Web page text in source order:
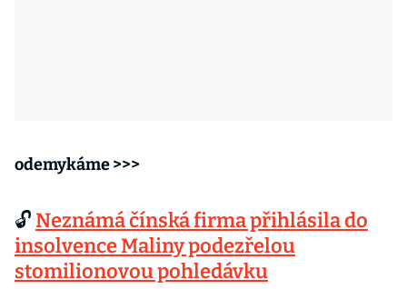
odemykáme >>>
🔓Neznámá čínská firma přihlásila do
insolvence Maliny podezřelou
stomilionovou pohledávku